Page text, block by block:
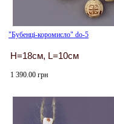
"Бубенці-коромисло" do-5
H=18см, L=10см
1 390.00 грн